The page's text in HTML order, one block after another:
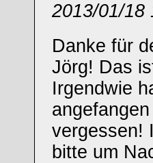
2013/01/18
Danke für
Jörg! Das
Irgendwie
vergessen!
bitte um